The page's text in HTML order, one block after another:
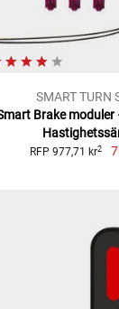
SMART TURN
Brake
RFP 977,71 kr2